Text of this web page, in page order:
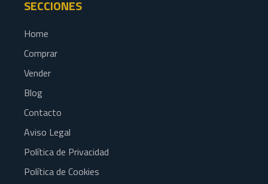
SECCIONES
Home
Comprar
Vender
Blog
Contacto
Aviso Legal
Política de Privacidad
Política de Cookies